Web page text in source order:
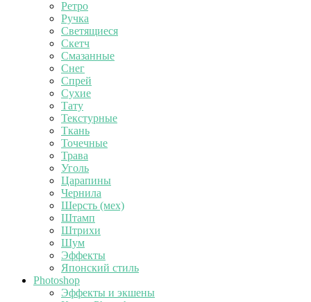
Ретро
Ручка
Светящиеся
Скетч
Смазанные
Снег
Спрей
Сухие
Тату
Текстурные
Ткань
Точечные
Трава
Уголь
Царапины
Чернила
Шерсть (мех)
Штамп
Штрихи
Шум
Эффекты
Японский стиль
Photoshop
Эффекты и экшены